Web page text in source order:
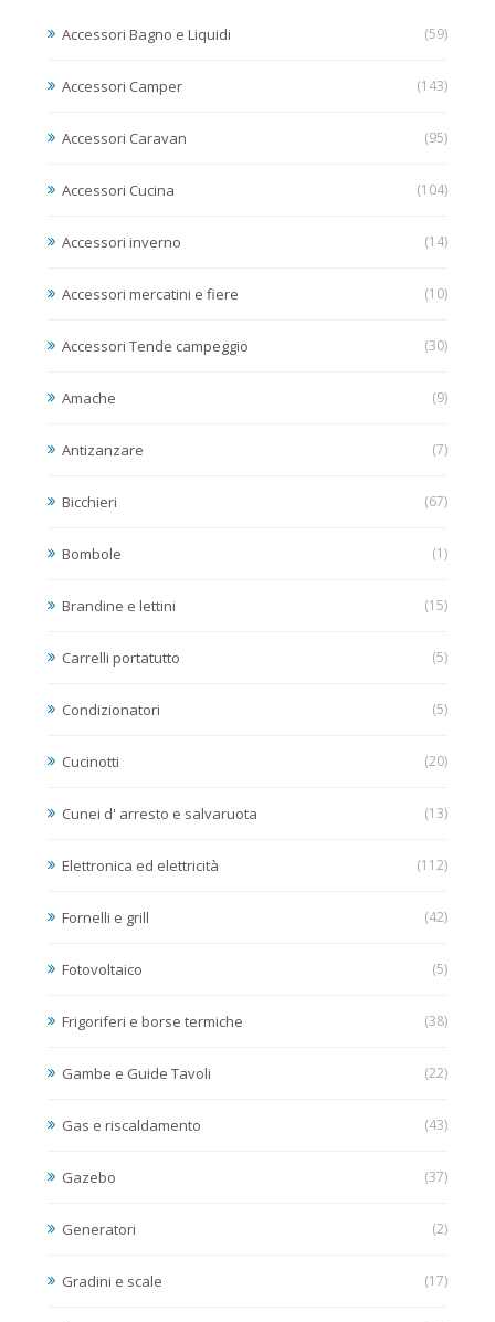
Accessori Bagno e Liquidi (59)
Accessori Camper (143)
Accessori Caravan (95)
Accessori Cucina (104)
Accessori inverno (14)
Accessori mercatini e fiere (10)
Accessori Tende campeggio (30)
Amache (9)
Antizanzare (7)
Bicchieri (67)
Bombole (1)
Brandine e lettini (15)
Carrelli portatutto (5)
Condizionatori (5)
Cucinotti (20)
Cunei d' arresto e salvaruota (13)
Elettronica ed elettricità (112)
Fornelli e grill (42)
Fotovoltaico (5)
Frigoriferi e borse termiche (38)
Gambe e Guide Tavoli (22)
Gas e riscaldamento (43)
Gazebo (37)
Generatori (2)
Gradini e scale (17)